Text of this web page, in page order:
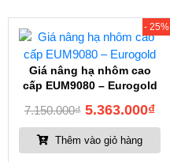
- 25%
Giá nâng hạ nhôm cao
cấp EUM9080 – Eurogold
7.150.000₫ 5.363.000₫
Thêm vào giỏ hàng